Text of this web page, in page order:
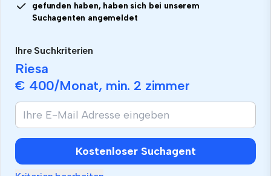
gefunden haben, haben sich bei unserem
Suchagenten angemeldet
Ihre Suchkriterien
Riesa
€ 400/Monat, min. 2 zimmer
Kostenloser Suchagent